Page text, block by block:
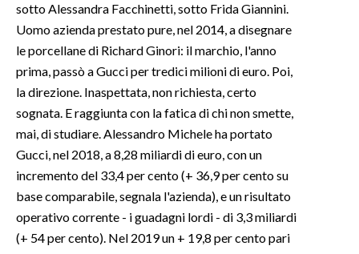
EVENTI
3 MINUTI CON
INSULARITÀ
INFO AZIENDE
ABBONATI
sotto Alessandra Facchinetti, sotto Frida Giannini.
Uomo azienda prestato pure, nel 2014, a disegnare
le porcellane di Richard Ginori: il marchio, l'anno
prima, passò a Gucci per tredici milioni di euro. Poi,
la direzione. Inaspettata, non richiesta, certo
sognata. E raggiunta con la fatica di chi non smette,
mai, di studiare. Alessandro Michele ha portato
Gucci, nel 2018, a 8,28 miliardi di euro, con un
incremento del 33,4 per cento (+ 36,9 per cento su
base comparabile, segnala l'azienda), e un risultato
operativo corrente - i guadagni lordi - di 3,3 miliardi
(+ 54 per cento). Nel 2019 un + 19,8 per cento pari